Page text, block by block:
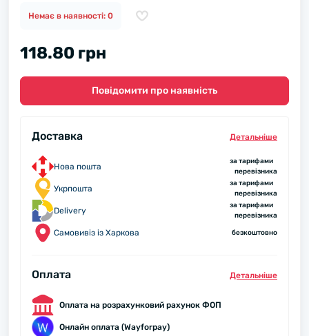
Немає в наявності: 0
118.80 грн
Повідомити про наявність
Доставка Детальнiше
Нова пошта
за тарифами
перевізника
Укрпошта
за тарифами
перевізника
Delivery
за тарифами
перевізника
Самовивіз із Харкова безкоштовно
Оплата Детальнiше
Оплата на розрахунковий рахунок ФОП
Онлайн оплата (Wayforpay)